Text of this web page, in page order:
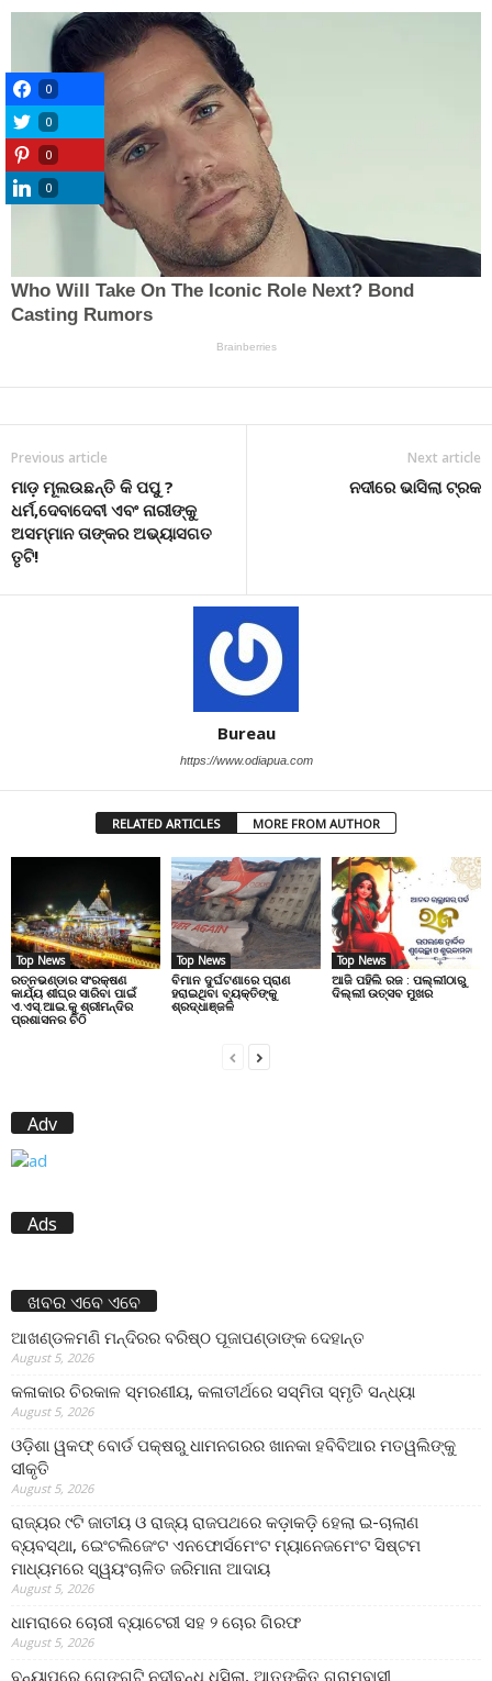
Previous article
ମାଡ଼ ମୂଲଉଛନ୍ତି କି ପପୁ ?
ଧର୍ମ,ଦେବାଦେବୀ ଏବଂ ନାରୀଙ୍କୁ
ଅସମ୍ମାନ ତାଙ୍କର ଅଭ୍ୟାସଗତ
ତୃଟି!
Next article
ନଦୀରେ ଭାସିଲା ଟ୍ରକ
Bureau
https://www.odiapua.com
RELATED ARTICLES MORE FROM AUTHOR
Top News
ରତ୍ନଭଣ୍ଡାର ସଂରକ୍ଷଣ
କାର୍ଯ୍ୟ ଶୀଘ୍ର ସାରିବା ପାଇଁ
ଏ.ଏସ୍.ଆଇ.କୁ ଶ୍ରୀମନ୍ଦିର
ପ୍ରଶାସନର ଚିଠି
Top News
ବିମାନ ଦୁର୍ଘଟଣାରେ ପ୍ରାଣ
ହରାଇଥିବା ବ୍ୟକ୍ତିଙ୍କୁ
ଶ୍ରଦ୍ଧାଞ୍ଜଳି
Top News
ଆଜି ପହିଲି ରଜ : ପଲ୍ଲୀଠାରୁ
ଦିଲ୍ଲୀ ଉତ୍ସବ ମୁଖର
Adv
Ads
ଖବର ଏବେ ଏବେ
ଆଖଣ୍ଡଳମଣି ମନ୍ଦିରର ବରିଷ୍ଠ ପୂଜାପଣ୍ଡାଙ୍କ ଦେହାନ୍ତ
August 5, 2026
କଳାକାର ଚିରକାଳ ସ୍ମରଣୀୟ, କଳାତୀର୍ଥରେ ସସ୍ମିତା ସ୍ମୃତି ସନ୍ଧ୍ୟା
August 5, 2026
ଓଡ଼ିଶା ୱକଫ୍ ବୋର୍ଡ ପକ୍ଷରୁ ଧାମନଗରର ଖାନକା ହବିବିଆର ମତୱଲିଙ୍କୁ
ସୀକୃତି
August 5, 2026
ରାଜ୍ୟର ୯ଟି ଜାତୀୟ ଓ ରାଜ୍ୟ ରାଜପଥରେ କଡ଼ାକଡ଼ି ହେଲା ଇ-ଚାଲାଣ
ବ୍ୟବସ୍ଥା, ଇେଂଟଲିଜେଂଟ ଏନଫୋର୍ସମେଂଟ ମ୍ୟାନେଜମେଂଟ ସିଷ୍ଟମ
ମାଧ୍ୟମରେ ସ୍ୱୟଂଚାଳିତ ଜରିମାନା ଆଦାୟ
August 5, 2026
ଧାମରାରେ ଚୋରୀ ବ୍ୟାଟେରୀ ସହ ୨ ଚୋର ଗିରଫ
August 5, 2026
ବନ୍ୟାପରେ ଗେଙ୍ଗୁଟି ନଦୀବନ୍ଧ ଧସିଲା, ଆତଙ୍କିତ ଗ୍ରାମବାସୀ
0
0
0
0